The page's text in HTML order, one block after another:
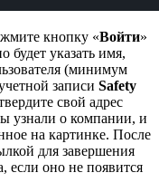
кнопку «Войти»
будет указать имя,
(минимум
записи Safety
свой адрес
узнали о компании, и
на картинке. После
для завершения
если оно не появится